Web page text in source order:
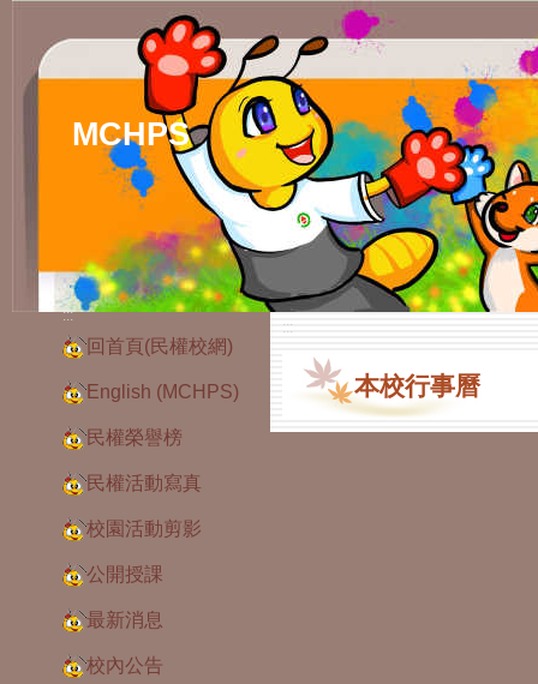
MCHPS
:::
回首頁(民權校網)
English (MCHPS)
民權榮譽榜
民權活動寫真
校園活動剪影
公開授課
最新消息
校內公告
:::
本校行事曆